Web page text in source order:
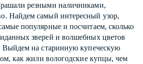
резными наличниками,
Найдем самый интересный узор,
популярные и посчитаем, сколько
зверей и волшебных цветов
Выйдем на старинную купеческую
как жили вологодские купцы, чем